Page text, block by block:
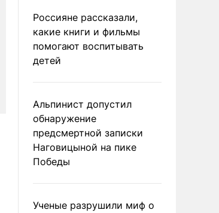
Россияне рассказали,
какие книги и фильмы
помогают воспитывать
детей
Альпинист допустил
обнаружение
предсмертной записки
Наговицыной на пике
Победы
Ученые разрушили миф о